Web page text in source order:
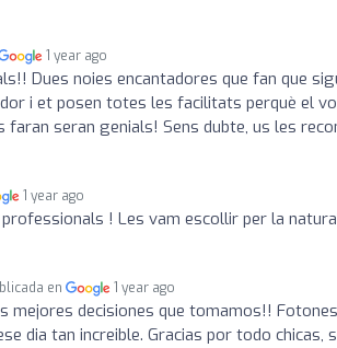
1 year ago
Dues noies encantadores que fan que
i et posen totes les facilitats perquè el
seran genials! Sens dubte, us les
1 year ago
! Les vam escollir per la
en 1 year ago
mejores decisiones que tomamos!!
dia tan increible. Gracias por todo chicas,